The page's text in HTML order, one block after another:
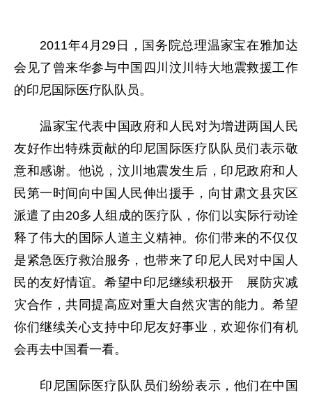
2011年4月29日，国务院总理温家宝在雅加达
会见了曾来华参与中国四川汶川特大地震救援工作
的印尼国际医疗队队员。
温家宝代表中国政府和人民对为增进两国人民
友好作出特殊贡献的印尼国际医疗队队员们表示敬
意和感谢。他说，汶川地震发生后，印尼政府和人
民第一时间向中国人民伸出援手，向甘肃文县灾区
派遣了由20多人组成的医疗队，你们以实际行动诠
释了伟大的国际人道主义精神。你们带来的不仅仅
是紧急医疗救治服务，也带来了印尼人民对中国人
民的友好情谊。希望中印尼继续积极开 展防灾减
灾合作，共同提高应对重大自然灾害的能力。希望
你们继续关心支持中印尼友好事业，欢迎你们有机
会再去中国看一看。
印尼国际医疗队队员们纷纷表示，他们在中国